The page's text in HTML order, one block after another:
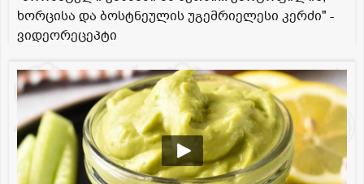
ხორცისა და ბოსტნეულის უგემრიელესი კერძი" -
ვიდეორეცეპტი